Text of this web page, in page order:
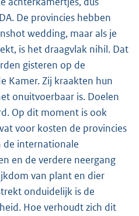
De provincies hebben
wedding, maar als je
is het draagvlak nihil. Dat
gisteren op de
Kamer. Zij kraakten hun
onuitvoerbaar is. Doelen
Op dit moment is ook
voor kosten de provincies
de internationale
en de verdere neergang
van plant en dier
onduidelijk is de
Hoe verhoudt zich dit